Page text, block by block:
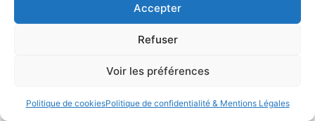
Accepter
Refuser
Voir les préférences
Politique de cookiesPolitique de confidentialité & Mentions Légales